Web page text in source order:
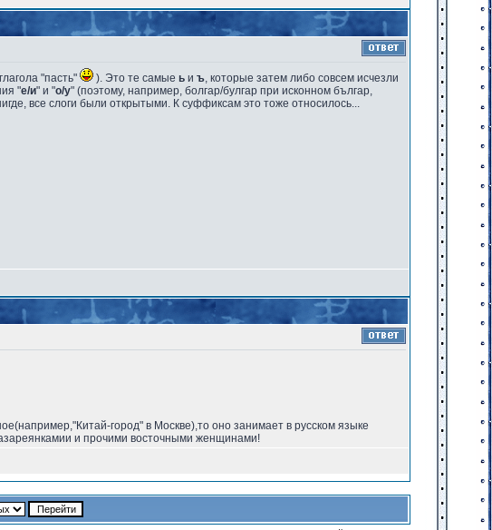
"пасть" ). Это те самые ь и ъ, которые затем либо совсем исчезли
"е/и" и "о/у" (поэтому, например, болгар/булгар при исконном българ,
все слоги были открытыми. К суффиксам это тоже относилось...
город" в Москве),то оно занимает в русском языке
и прочими восточными женщинами!